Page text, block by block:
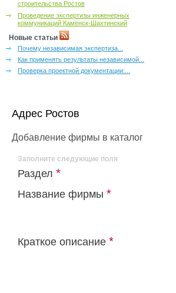
строительства Ростов
Проведение экспертизы инженерных
коммуникаций Каменск-Шахтинский
Новые статьи
Почему независимая экспертиза...
Как применять результаты независимой...
Проверка проектной документации:...
Адрес Ростов
Добавление фирмы в каталог
Заполните следующие поля
Раздел *
Название фирмы *
Краткое описание *